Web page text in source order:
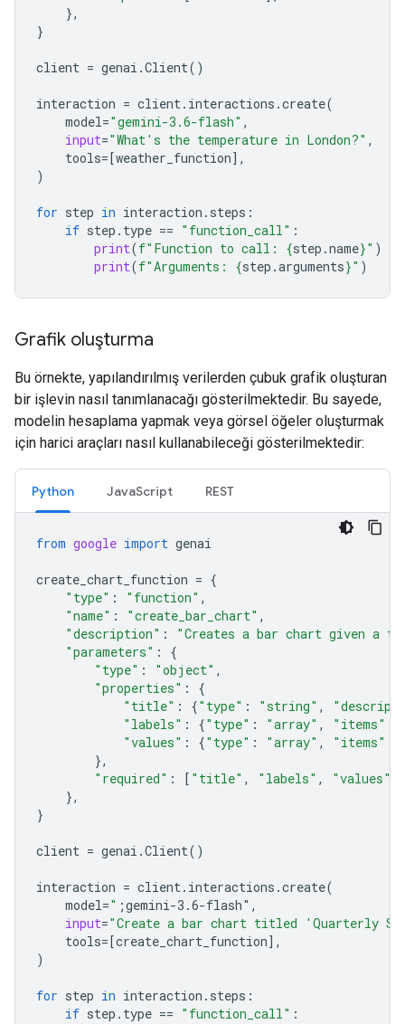
},
}
client = genai .Client()
interaction = client. interactions .create(
model="gemini-3.6-flash" ,
input="What's the temperature in London?" ,
tools=[weather_function],
)
for step in interaction . steps :
if step . type == "function_call" :
print(f"Function to call: {step .name}" )
print(f"Arguments: {step .arguments}" )
Grafik oluşturma
Bu örnekte, yapılandırılmış verilerden çubuk grafik oluşturan
bir işlevin nasıl tanımlanacağı gösterilmektedir. Bu sayede,
modelin hesaplama yapmak veya görsel öğeler oluşturmak
için harici araçları nasıl kullanabileceği gösterilmektedir:
Python JavaScript REST
from google import genai
create_chart_function = {
"type" : "function" ,
"name" : "create_bar_chart" ,
"description" :
"Creates a bar chart given a
"parameters" :
{
"type" : "object" ,
"properties" :
{
"title" : {"type" : "string" ,
"labels" : {"type" : "array" , "items"
"values" : {"type" : "array" , "items"
},
"required" : [ "title" , "labels" , "values"
},
}
client = genai .Client()
interaction = client. interactions .create(
model=" ;gemini-3.6-flash" ,
input="Create a bar chart titled 'Quarterly
tools=[create_chart_function],
)
for step in interaction . steps :
if step . type == "function_call" :